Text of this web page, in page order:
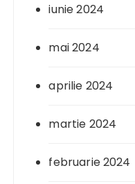
iunie 2024
mai 2024
aprilie 2024
martie 2024
februarie 2024